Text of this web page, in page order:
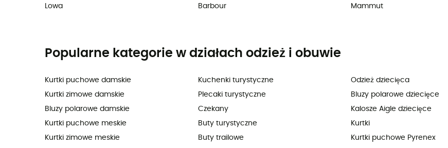
Lowa
Barbour
Mammut
Popularne kategorie w działach odzież i obuwie
Kurtki puchowe damskie
Kurtki zimowe damskie
Bluzy polarowe damskie
Kurtki puchowe meskie
Kurtki zimowe meskie
Kuchenki turystyczne
Plecaki turystyczne
Czekany
Buty turystyczne
Buty trailowe
Odzież dziecięca
Bluzy polarowe dziecięce
Kalosze Aigle dziecięce
Kurtki
Kurtki puchowe Pyrenex